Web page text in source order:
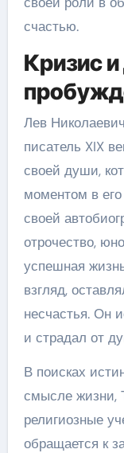
счастью.
Кризис
Лев
писатель XIX
своей души,
моментом в
своей
отрочество,
успешная
взгляд,
несчастья. Он
и страдал от
В поисках
смысле жизни,
религиозные
обращается к